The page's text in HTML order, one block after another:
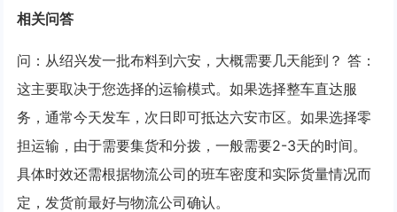
相关问答
问：从绍兴发一批布料到六安，大概需要几天能到？ 答：
这主要取决于您选择的运输模式。如果选择整车直达服
务，通常今天发车，次日即可抵达六安市区。如果选择零
担运输，由于需要集货和分拨，一般需要2-3天的时间。
具体时效还需根据物流公司的班车密度和实际货量情况而
定，发货前最好与物流公司确认。